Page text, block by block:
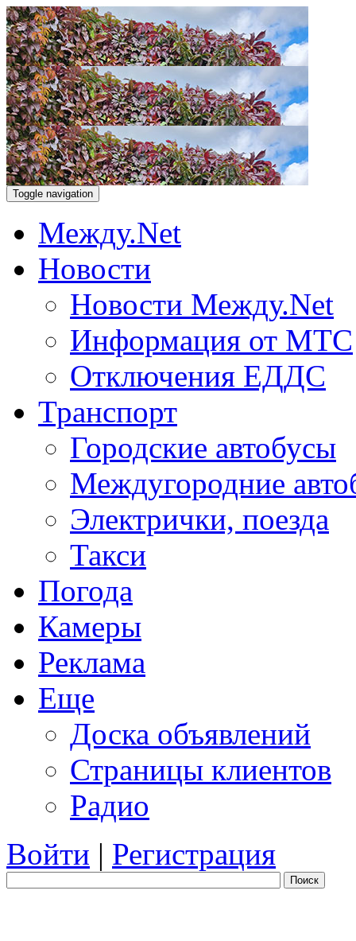
Toggle navigation
Между.Net
Новости
Новости Между.Net
Информация от МТС
Отключения ЕДДС
Транспорт
Городские автобусы
Междугородние
Электрички, поезда
Такси
Погода
Камеры
Реклама
Еще
Доска объявлений
Страницы клиентов
Радио
Войти | Регистрация
Поиск